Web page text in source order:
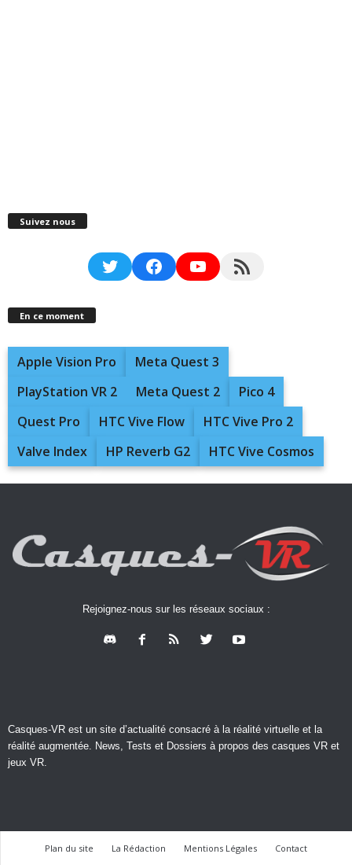
Suivez nous
TwitterFacebookYouTubeRSS Feed
En ce moment
Apple Vision Pro
Meta Quest 3
PlayStation VR 2
Meta Quest 2
Pico 4
Quest Pro
HTC Vive Flow
HTC Vive Pro 2
Valve Index
HP Reverb G2 HTC Vive Cosmos
Rejoignez-nous sur les réseaux sociaux :
Casques-VR est un site d’actualité consacré à la réalité virtuelle et la
réalité augmentée. News, Tests et Dossiers à propos des casques VR et
jeux VR.
Plan du site La Rédaction Mentions Légales Contact